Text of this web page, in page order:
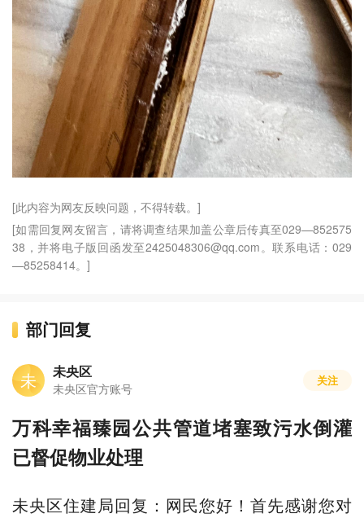
[此内容为网友反映问题，不得转载。]
[如需回复网友留言，请将调查结果加盖公章后传真至029—852575
38，并将电子版回函发至2425048306@qq.com。联系电话：029
—85258414。]
部门回复
未 未央区
未央区官方账号
关注
万科幸福臻园公共管道堵塞致污水倒灌
已督促物业处理
未央区住建局回复：网民您好！首先感谢您对